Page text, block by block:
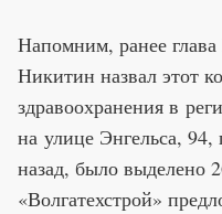
Напомним, ранее
Никитин назвал этот
здравоохранения в
на улице Энгельса, 94,
назад, было
«Волгатехстрой»